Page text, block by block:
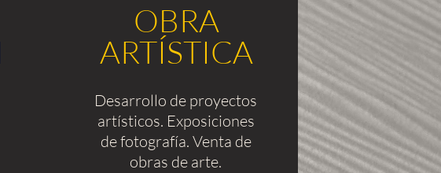
OBRA
ARTÍSTICA
Desarrollo de proyectos
artísticos. Exposiciones
de fotografía. Venta de
obras de arte.